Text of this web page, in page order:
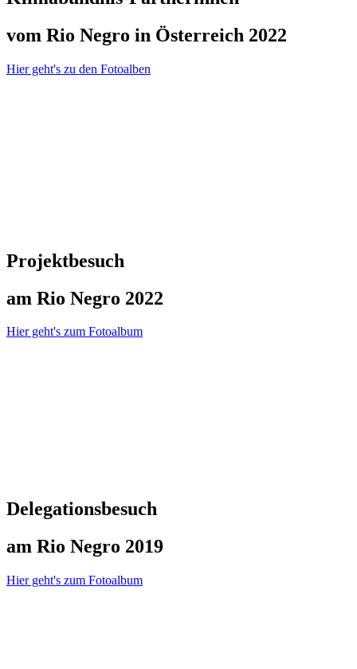
vom Rio Negro in Österreich 2022
Hier geht's zu den Fotoalben
Projektbesuch
am Rio Negro 2022
Hier geht's zum Fotoalbum
Delegationsbesuch
am Rio Negro 2019
Hier geht's zum Fotoalbum